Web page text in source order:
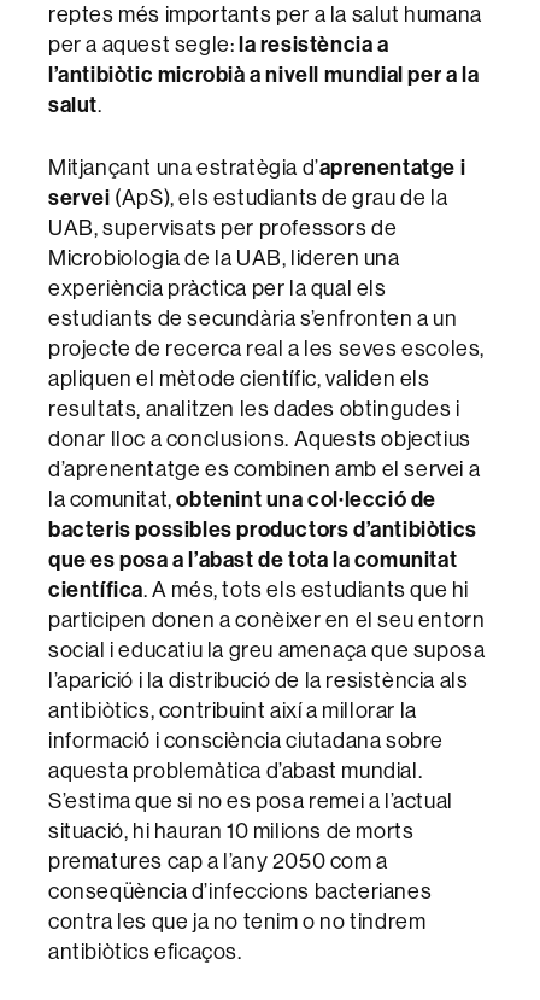
reptes més importants per a la salut humana
per a aquest segle:la resistència a
l’antibiòtic microbià a nivell mundial per a la
salut.
Mitjançant una estratègia d’aprenentatge i
servei (ApS), els estudiants de grau de la
UAB, supervisats per professors de
Microbiologia de la UAB, lideren una
experiència pràctica per la qual els
estudiants de secundària s’enfronten a un
projecte de recerca real a les seves escoles,
apliquen el mètode científic, validen els
resultats, analitzen les dades obtingudes i
donar lloc a conclusions. Aquests objectius
d’aprenentatge es combinen amb el servei a
la comunitat,obtenint una col·lecció de
bacteris possibles productors d’antibiòtics
que es posa a l’abast de tota la comunitat
científica. A més, tots els estudiants que hi
participen donen a conèixer en el seu entorn
social i educatiu la greu amenaça que suposa
l’aparició i la distribució de la resistència als
antibiòtics, contribuint així a millorar la
informació i consciència ciutadana sobre
aquesta problemàtica d’abast mundial.
S’estima que si no es posa remei a l’actual
situació, hi hauran 10 milions de morts
prematures cap a l’any 2050 com a
conseqüència d’infeccions bacterianes
contra les que ja no tenim o no tindrem
antibiòtics eficaços.